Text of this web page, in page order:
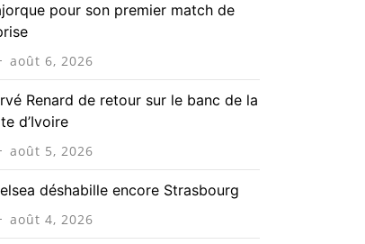
pour son premier match de
août 6, 2026
Renard de retour sur le banc de la
d’Ivoire
août 5, 2026
déshabille encore Strasbourg
août 4, 2026